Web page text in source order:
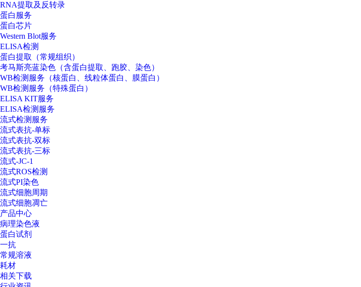
RNA提取及反转录
蛋白服务
蛋白芯片
Western Blot服务
ELISA检测
蛋白提取（常规组织）
考马斯亮蓝染色（含蛋白提取、跑胶、染色）
WB检测服务（核蛋白、线粒体蛋白、膜蛋白）
WB检测服务（特殊蛋白）
ELISA KIT服务
ELISA检测服务
流式检测服务
流式表抗-单标
流式表抗-双标
流式表抗-三标
流式-JC-1
流式ROS检测
流式PI染色
流式细胞周期
流式细胞凋亡
产品中心
病理染色液
蛋白试剂
一抗
常规溶液
耗材
相关下载